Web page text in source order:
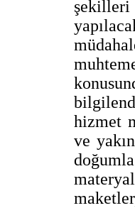
hizmet
ve